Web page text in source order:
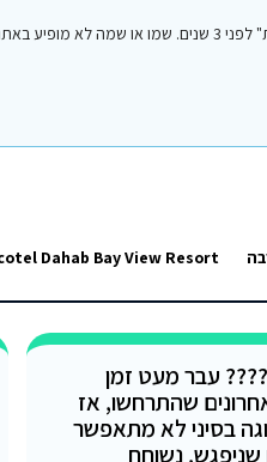
הפוסט הנ"ל נכתב על ידי אחד מחברי או חברות קבוצת הפייסבוק
???? עבר מעט זמן
שהתרחשו, אז
בסיני לא מתאפשר
נשוחח